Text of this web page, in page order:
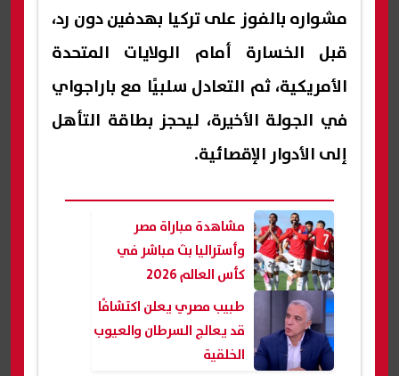
مشواره بالفوز على تركيا بهدفين دون رد،
قبل الخسارة أمام الولايات المتحدة
الأمريكية، ثم التعادل سلبيًا مع باراجواي
في الجولة الأخيرة، ليحجز بطاقة التأهل
إلى الأدوار الإقصائية.
مشاهدة مباراة مصر
وأستراليا بث مباشر في
كأس العالم 2026
طبيب مصري يعلن اكتشافًا
قد يعالج السرطان والعيوب
الخلقية